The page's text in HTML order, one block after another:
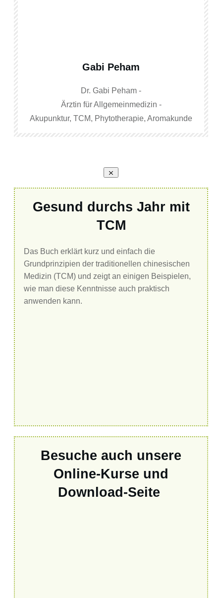
Gabi Peham
Dr. Gabi Peham -
Ärztin für Allgemeinmedizin -
Akupunktur, TCM, Phytotherapie, Aromakunde
Gesund durchs Jahr mit
TCM
Das Buch erklärt kurz und einfach die
Grundprinzipien der traditionellen chinesischen
Medizin (TCM) und zeigt an einigen Beispielen,
wie man diese Kenntnisse auch praktisch
anwenden kann.
Besuche auch unsere
Online-Kurse und
Download-Seite